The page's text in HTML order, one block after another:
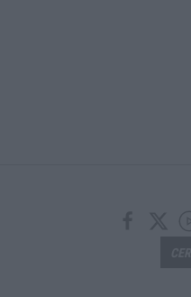
La magia di Pinocchio a Panettieri: il